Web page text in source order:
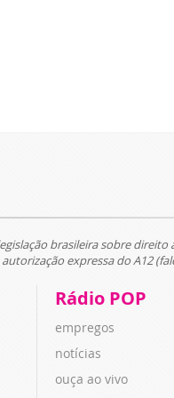
brasileira sobre direito
expressa do A12
Rádio POP
empregos
notícias
ouça ao vivo